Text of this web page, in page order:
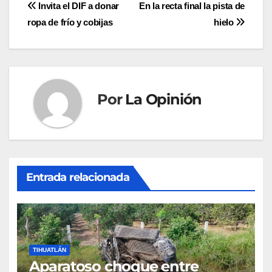
Navegación
de
En la recta final la pista de
hielo
Invita el DIF a donar
ropa de frío y cobijas
Por La Opinión
Entrada relacionada
TIHUATLÁN
Aparatoso choque entre